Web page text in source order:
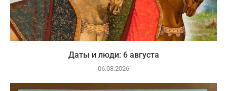
Даты и люди: 6 августа
06.08.2026